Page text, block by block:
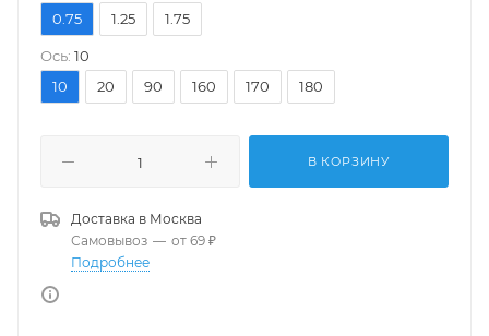
0.75
1.25 1.75
Ось: 10
10
20 90 160 170 180
В КОРЗИНУ
Доставка в Москва
Самовывоз — от 69 ₽
Подробнее